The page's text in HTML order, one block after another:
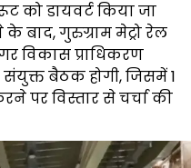
को डायवर्ट किया जा
बाद, गुरुग्राम मेट्रो रेल
विकास प्राधिकरण
बैठक होगी, जिसमें 1
पर विस्तार से चर्चा की